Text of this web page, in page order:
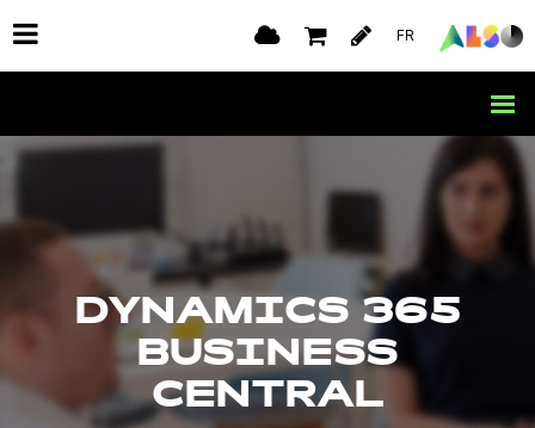
FR
DYNAMICS 365
BUSINESS
CENTRAL